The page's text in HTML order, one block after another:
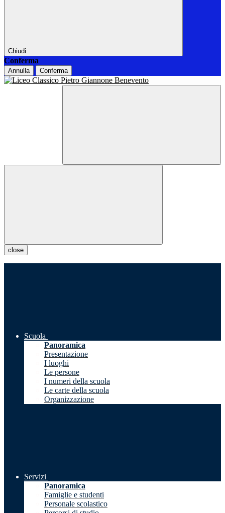
Chiudi
Conferma
Annulla Conferma
close
Scuola
Panoramica
Presentazione
I luoghi
Le persone
I numeri della scuola
Le carte della scuola
Organizzazione
Servizi
Panoramica
Famiglie e studenti
Personale scolastico